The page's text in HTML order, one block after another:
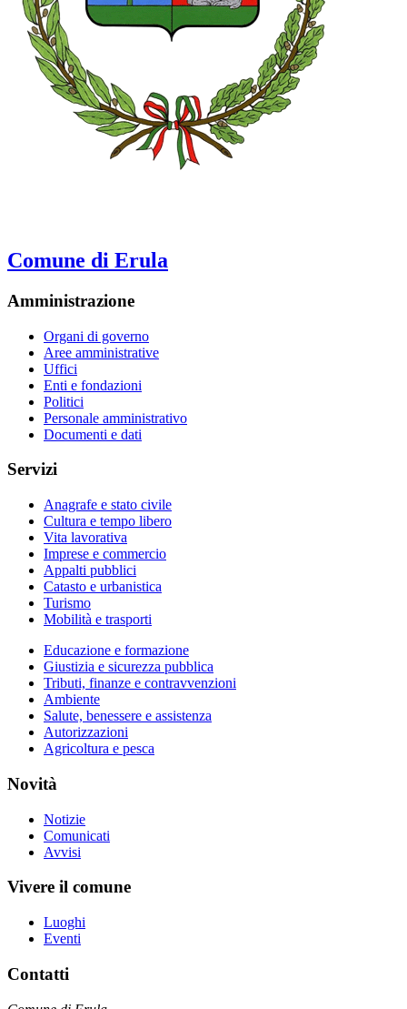
Comune di Erula
Amministrazione
Organi di governo
Aree amministrative
Uffici
Enti e fondazioni
Politici
Personale amministrativo
Documenti e dati
Servizi
Anagrafe e stato civile
Cultura e tempo libero
Vita lavorativa
Imprese e commercio
Appalti pubblici
Catasto e urbanistica
Turismo
Mobilità e trasporti
Educazione e formazione
Giustizia e sicurezza pubblica
Tributi, finanze e contravvenzioni
Ambiente
Salute, benessere e assistenza
Autorizzazioni
Agricoltura e pesca
Novità
Notizie
Comunicati
Avvisi
Vivere il comune
Luoghi
Eventi
Contatti